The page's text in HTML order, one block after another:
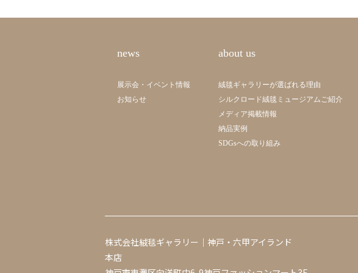
news
展示会・イベント情報
お知らせ
about us
絨毯ギャラリーが選ばれる理由
シルクロード絨毯ミュージアムご紹介
メディア掲載情報
納品実例
SDGsへの取り組み
株式会社絨毯ギャラリー｜神戸・六甲アイランド
本店